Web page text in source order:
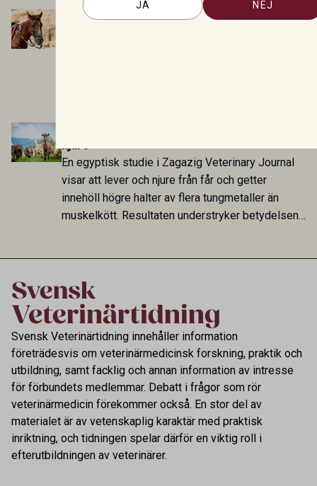
att skillnaden mot lågförbrukarländer som
Sverige är fortsatt stor.
Antikroppar mot Leishmania påvisade hos
har exponerats för parasiten – men inte att de
fungerar som reservoarer eller bidrar till
smittspridning.
njure
En egyptisk studie i Zagazig Veterinary Journal
visar att lever och njure från får och getter
innehöll högre halter av flera tungmetaller än
muskelkött. Resultaten understryker betydelsen
Svensk Veterinärtidning innehåller information
företrädesvis om veterinärmedicinsk forskning, praktik och
utbildning, samt facklig och annan information av intresse
för förbundets medlemmar. Debatt i frågor som rör
veterinärmedicin förekommer också. En stor del av
materialet är av vetenskaplig karaktär med praktisk
inriktning, och tidningen spelar därför en viktig roll i
efterutbildningen av veterinärer.
JA NEJ